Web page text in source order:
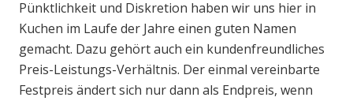
Pünktlichkeit und Diskretion haben wir uns hier in
Kuchen im Laufe der Jahre einen guten Namen
gemacht. Dazu gehört auch ein kundenfreundliches
Preis-Leistungs-Verhältnis. Der einmal vereinbarte
Festpreis ändert sich nur dann als Endpreis, wenn